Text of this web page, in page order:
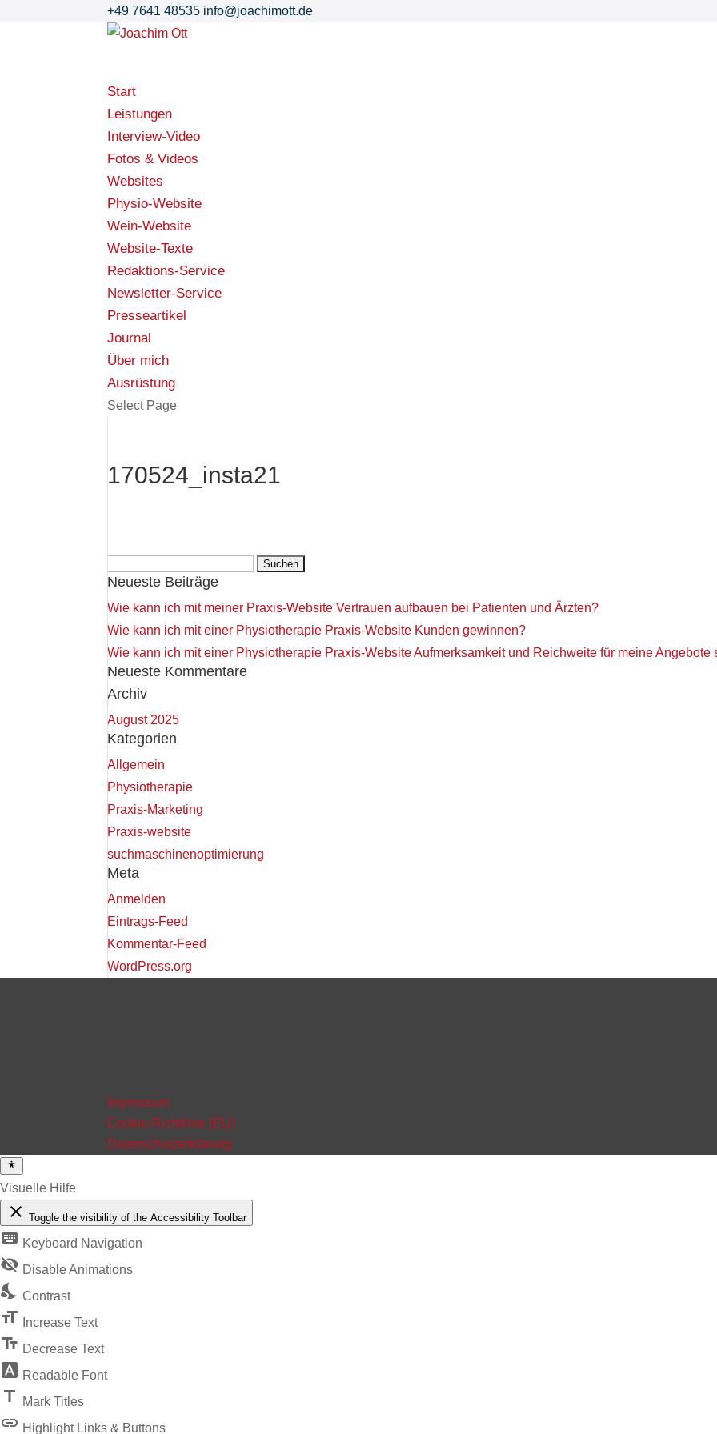
+49 7641 48535 info@joachimott.de
Start
Leistungen
Interview-Video
Fotos & Videos
Websites
Physio-Website
Wein-Website
Website-Texte
Redaktions-Service
Newsletter-Service
Presseartikel
Journal
Über mich
Ausrüstung
Select Page
170524_insta21
nach:
Neueste Beiträge
Wie kann ich mit meiner Praxis-Website Vertrauen aufbauen bei Patienten und Ärzten?
Wie kann ich mit einer Physiotherapie Praxis-Website Kunden gewinnen?
Wie kann ich mit einer Physiotherapie Praxis-Website Aufmerksamkeit und Reichweite für meine Angebote
Neueste Kommentare
Archiv
August 2025
Kategorien
Allgemein
Physiotherapie
Praxis-Marketing
Praxis-website
suchmaschinenoptimierung
Meta
Anmelden
Eintrags-Feed
Kommentar-Feed
WordPress.org
Impressum
Cookie-Richtlinie (EU)
Datenschutzerklärung
Visuelle Hilfe
close Toggle the visibility of the Accessibility Toolbar
keyboard Keyboard Navigation
visibility_off Disable Animations
nights_stay Contrast
format_size Increase Text
text_fields Decrease Text
font_download Readable Font
title Mark Titles
link Highlight Links & Buttons